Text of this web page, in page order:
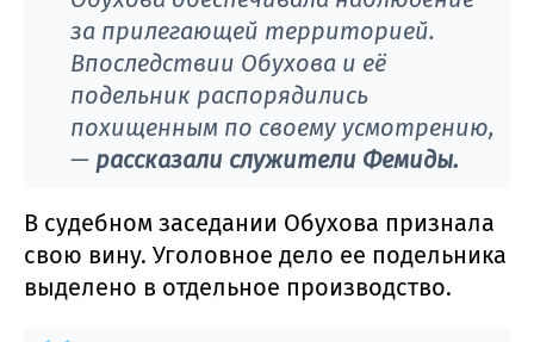
за прилегающей территорией.
Впоследствии Обухова и её
подельник распорядились
похищенным по своему усмотрению,
— рассказали служители Фемиды.
В судебном заседании Обухова признала
свою вину. Уголовное дело ее подельника
выделено в отдельное производство.